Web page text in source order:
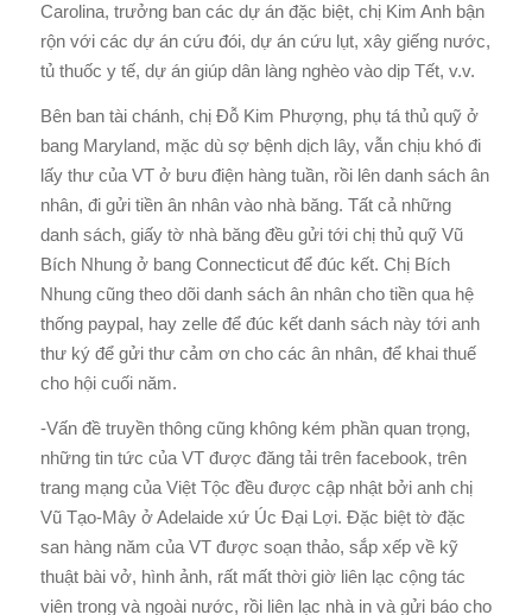
Carolina, trưởng ban các dự án đặc biệt, chị Kim Anh bận
rộn với các dự án cứu đói, dự án cứu lụt, xây giếng nước,
tủ thuốc y tế, dự án giúp dân làng nghèo vào dịp Tết, v.v.
Bên ban tài chánh, chị Đỗ Kim Phượng, phụ tá thủ quỹ ở
bang Maryland, mặc dù sợ bệnh dịch lây, vẫn chịu khó đi
lấy thư của VT ở bưu điện hàng tuần, rồi lên danh sách ân
nhân, đi gửi tiền ân nhân vào nhà băng. Tất cả những
danh sách, giấy tờ nhà băng đều gửi tới chị thủ quỹ Vũ
Bích Nhung ở bang Connecticut để đúc kết. Chị Bích
Nhung cũng theo dõi danh sách ân nhân cho tiền qua hệ
thống paypal, hay zelle để đúc kết danh sách này tới anh
thư ký để gửi thư cảm ơn cho các ân nhân, để khai thuế
cho hội cuối năm.
-Vấn đề truyền thông cũng không kém phần quan trọng,
những tin tức của VT được đăng tải trên facebook, trên
trang mạng của Việt Tộc đều được cập nhật bởi anh chị
Vũ Tạo-Mây ở Adelaide xứ Úc Đại Lợi. Đặc biệt tờ đặc
san hàng năm của VT được soạn thảo, sắp xếp về kỹ
thuật bài vở, hình ảnh, rất mất thời giờ liên lạc cộng tác
viên trong và ngoài nước, rồi liên lạc nhà in và gửi báo cho